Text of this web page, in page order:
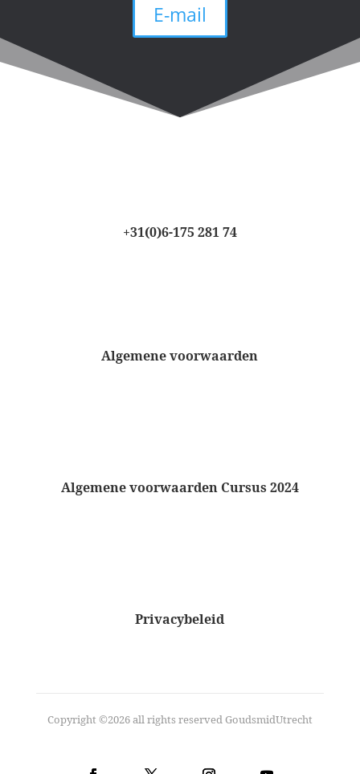
E-mail
+31(0)6-175 281 74
Algemene voorwaarden
Algemene voorwaarden Cursus 2024
Privacybeleid
Copyright ©2026 all rights reserved GoudsmidUtrecht